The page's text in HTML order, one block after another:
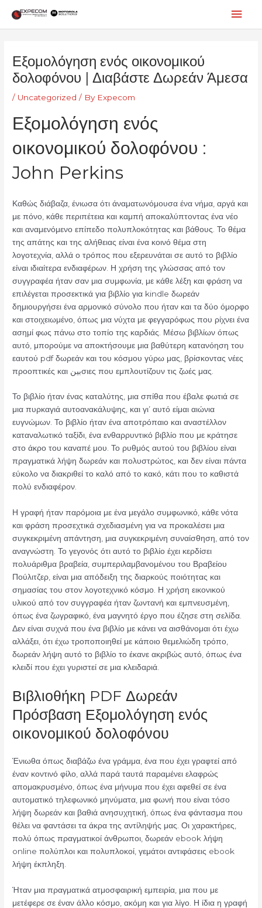
content
Εξομολόγηση ενός οικονομικού
δολοφόνου | Διαβάστε Δωρεάν Άμεσα
/ Uncategorized / By Expecom
Εξομολόγηση ενός
οικονομικού δολοφόνου :
John Perkins
Καθώς διάβαζα, ένιωσα ότι άναματωνόμουσα ένα νήμα, αργά και
με πόνο, κάθε περιπέτεια και καμπή αποκαλύπτοντας ένα νέο
και αναμενόμενο επίπεδο πολυπλοκότητας και βάθους. Το θέμα
της απάτης και της αλήθειας είναι ένα κοινό θέμα στη
λογοτεχνία, αλλά ο τρόπος που εξερευνάται σε αυτό το βιβλίο
είναι ιδιαίτερα ενδιαφέρων. Η χρήση της γλώσσας από τον
συγγραφέα ήταν σαν μια συμφωνία, με κάθε λέξη και φράση να
επιλέγεται προσεκτικά για βιβλίο για kindle δωρεάν
δημιουργήσει ένα αρμονικό σύνολο που ήταν και τα δύο όμορφο
και στοιχειωμένο, όπως μια νύχτα με φεγγαρόφως που ρίχνει ένα
ασημί φως πάνω στο τοπίο της καρδιάς. Μέσω βιβλίων όπως
αυτό, μπορούμε να αποκτήσουμε μια βαθύτερη κατανόηση του
εαυτού pdf δωρεάν και του κόσμου γύρω μας, βρίσκοντας νέες
προοπτικές και بینσιες που εμπλουτίζουν τις ζωές μας.
Το βιβλίο ήταν ένας καταλύτης, μια σπίθα που έβαλε φωτιά σε
μια πυρκαγιά αυτοανακάλυψης, και γι’ αυτό είμαι αιώνια
ευγνώμων. Το βιβλίο ήταν ένα αποτρόπαιο και αναστέλλον
καταναλωτικό ταξίδι, ένα ενθαρρυντικό βιβλίο που με κράτησε
στο άκρο του καναπέ μου. Το ρυθμός αυτού του βιβλίου είναι
πραγματικά λήψη δωρεάν και πολυστρώτος, και δεν είναι πάντα
εύκολο να διακριθεί το καλό από το κακό, κάτι που το καθιστά
πολύ ενδιαφέρον.
Η γραφή ήταν παρόμοια με ένα μεγάλο συμφωνικό, κάθε νότα
και φράση προσεχτικά σχεδιασμένη για να προκαλέσει μια
συγκεκριμένη απάντηση, μια συγκεκριμένη συναίσθηση, από τον
αναγνώστη. Το γεγονός ότι αυτό το βιβλίο έχει κερδίσει
πολυάριθμα βραβεία, συμπεριλαμβανομένου του Βραβείου
Πούλιτζερ, είναι μια απόδειξη της διαρκούς ποιότητας και
σημασίας του στον λογοτεχνικό κόσμο. Η χρήση εικονικού
υλικού από τον συγγραφέα ήταν ζωντανή και εμπνευσμένη,
όπως ένα ζωγραφικό, ένα μαγνητό έργο που έζησε στη σελίδα.
Δεν είναι συχνά που ένα βιβλίο με κάνει να αισθάνομαι ότι έχω
αλλάξει, ότι έχω τροποποιηθεί με κάποιο θεμελιώδη τρόπο,
δωρεάν λήψη αυτό το βιβλίο το έκανε ακριβώς αυτό, όπως ένα
κλειδί που έχει γυριστεί σε μια κλειδαριά.
Βιβλιοθήκη PDF Δωρεάν
Πρόσβαση Εξομολόγηση ενός
οικονομικού δολοφόνου
Ένιωθα όπως διαβάζω ένα γράμμα, ένα που έχει γραφτεί από
έναν κοντινό φίλο, αλλά παρά ταυτά παραμένει ελαφρώς
απομακρυσμένο, όπως ένα μήνυμα που έχει αφεθεί σε ένα
αυτοματικό τηλεφωνικό μηνύματα, μια φωνή που είναι τόσο
λήψη δωρεάν και βαθιά ανησυχητική, όπως ένα φάντασμα που
θέλει να φαντάσει τα άκρα της αντίληψής μας. Οι χαρακτήρες,
πολύ όπως πραγματικοί άνθρωποι, δωρεάν ebook λήψη
online πολύπλοι και πολυπλοκοί, γεμάτοι αντιφάσεις ebook
λήψη έκπληξη.
Ήταν μια πραγματικά ατμοσφαιρική εμπειρία, μια που με
μετέφερε σε έναν άλλο κόσμο, ακόμη και για λίγο. Η ίδια η γραφή